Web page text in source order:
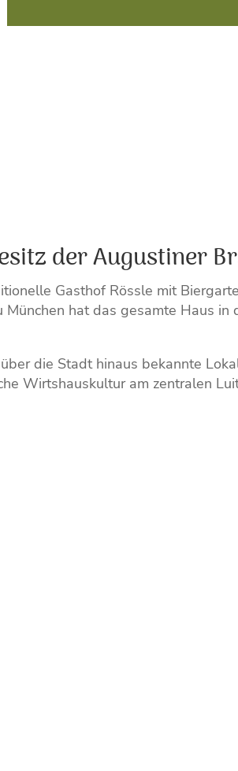
der Augustiner
Gasthof Rössle mit
hat das gesamte Haus in
die Stadt hinaus bekannte
Wirtshauskultur am zentralen